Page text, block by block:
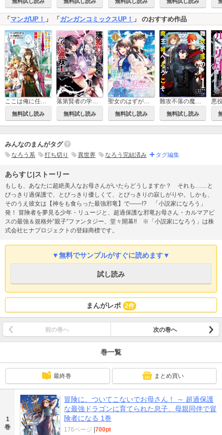
「 マンガUP！ 」 「 ガンガンコミックスUP！ 」 のおすすめ作品
ここは俺に任せて先に行けと言ってから10年がたったら伝説になっていた。
無料試し読み
落第賢者の学院無双 ～二度目の転生、Sランクチート魔術師冒険録～
無料試し読み
聖女のはずが、どうやら乗っ取られました
無料試し読み
難攻不落の魔王城へようこそ～デバフは不要と勇者パーティーを追い出された黒魔導士、魔王軍の最高幹部に迎えられる～
無料試し読み
みんなのまんがタグ
なろう系 打ち切り 異世界 なろう完結済み タグ編集
あらすじ|ストーリー
もしも、あなたに超絶美人なお母さんがいたらどうしますか？ それも……と
びっきり過保護で、とびっきり優しくて、とびっきりの寂しがりや。しかも、
そのうえ彼女は【神をも食らった最強邪竜】で――!? 「小説家になろう」
発！ 冒険者を夢見る少年・リュージと、超過保護な邪竜お母さん・カルマアビ
スの最強＆規格外“親子”ファンタジー、堂々開幕!! ※「小説家になろう」は株
式会社ヒナプロジェクトの登録商標です。
▼無料でサンプルがすぐに読めます▼
試し読み
まんがレポ 2件
前の巻へ 次の巻へ
巻一覧
最終巻 まとめ買い
1
巻
冒険に、ついてこないでお母さん！ ～ 超過保護
な最強ドラゴンに育てられた息子、母親同伴で冒
険者になる 1巻
176ページ 700pt